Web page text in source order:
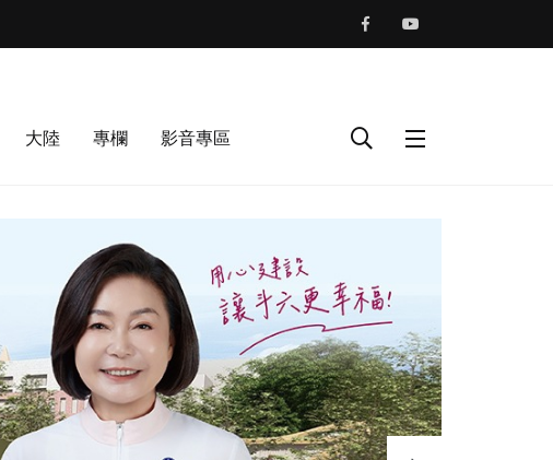
大陸 專欄 影音專區